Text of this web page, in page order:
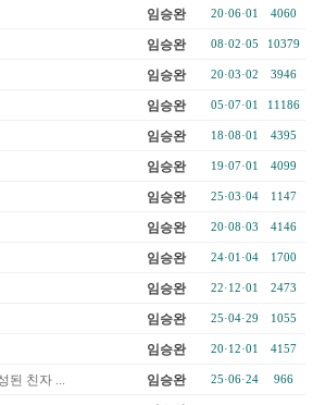
임승완 20·06·01 4060
임승완 08·02·05 10379
임승완 20·03·02 3946
임승완 05·07·01 11186
임승완 18·08·01 4395
임승완 19·07·01 4099
임승완 25·03·04 1147
임승완 20·08·03 4146
임승완 24·01·04 1700
임승완 22·12·01 2473
임승완 25·04·29 1055
임승완 20·12·01 4157
된 친자 ... 임승완 25·06·24 966